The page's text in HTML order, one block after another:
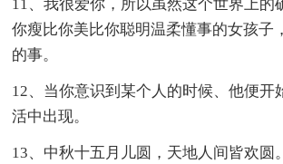
11、我很爱你，所以虽然这个世界上的
你瘦比你美比你聪明温柔懂事的女孩子
的事。
12、当你意识到某个人的时候、他便开
活中出现。
13、中秋十五月儿圆，天地人间皆欢圆